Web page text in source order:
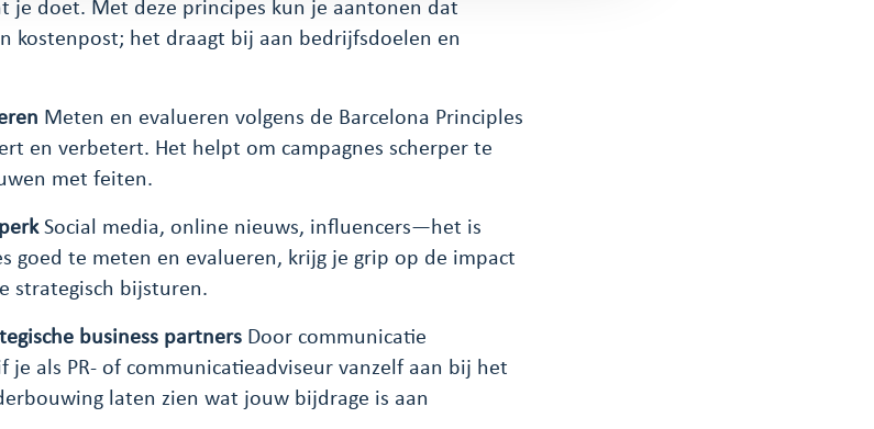
je doet. Met deze principes kun je aantonen dat
kostenpost; het draagt bij aan bedrijfsdoelen en
Meten en evalueren volgens de Barcelona Principles
en verbetert. Het helpt om campagnes scherper te
met feiten.
Social media, online nieuws, influencers—het is
goed te meten en evalueren, krijg je grip op de impact
strategisch bijsturen.
business partners Door communicatie
je als PR- of communicatieadviseur vanzelf aan bij het
laten zien wat jouw bijdrage is aan